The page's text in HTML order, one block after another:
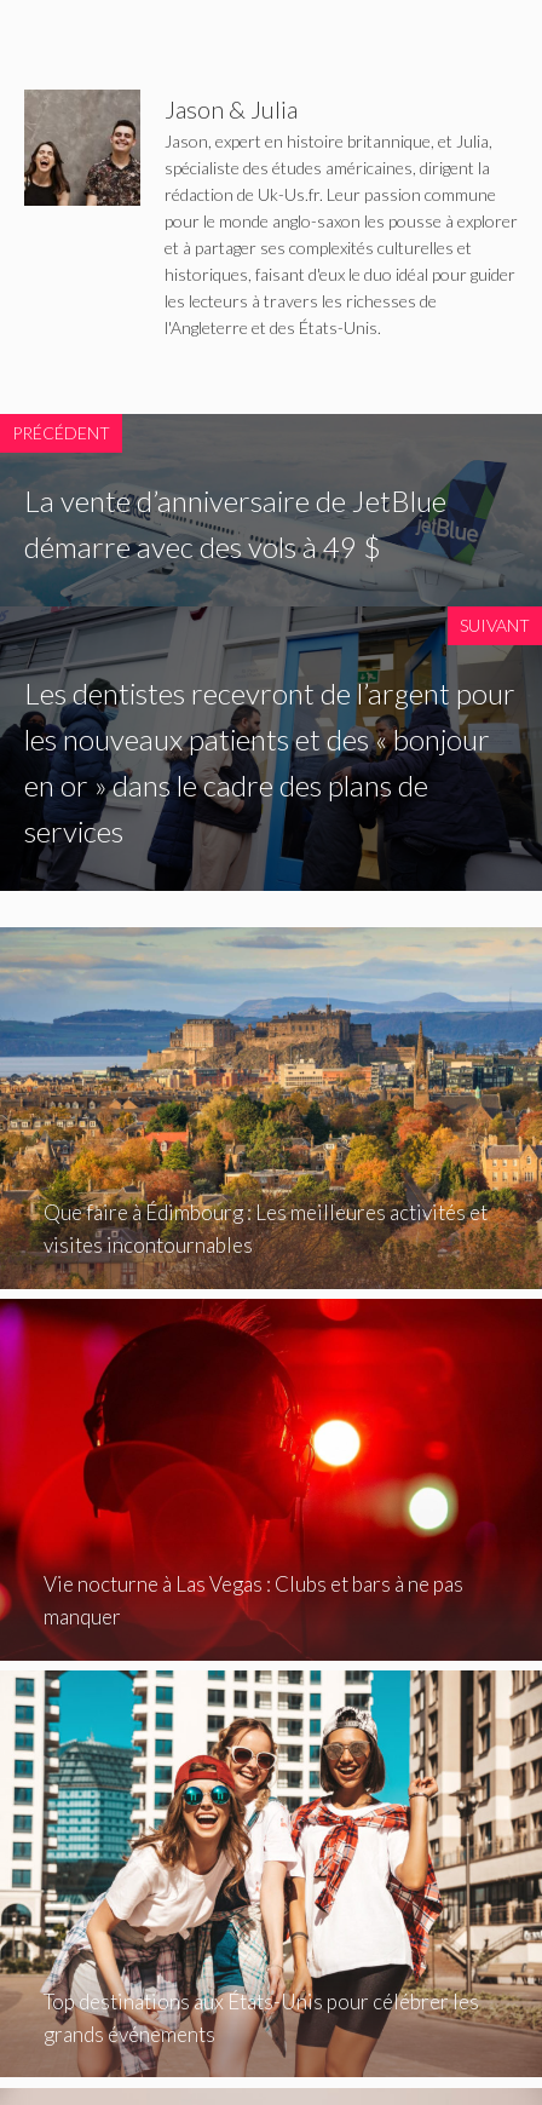
Jason & Julia
Jason, expert en histoire britannique, et Julia,
spécialiste des études américaines, dirigent la
rédaction de Uk-Us.fr. Leur passion commune
pour le monde anglo-saxon les pousse à explorer
et à partager ses complexités culturelles et
historiques, faisant d'eux le duo idéal pour guider
les lecteurs à travers les richesses de
l'Angleterre et des États-Unis.
PRÉCÉDENT
La vente d’anniversaire de JetBlue
démarre avec des vols à 49 $
SUIVANT
Les dentistes recevront de l’argent pour
les nouveaux patients et des « bonjour
en or » dans le cadre des plans de
services
Que faire à Édimbourg : Les meilleures activités et
visites incontournables
Vie nocturne à Las Vegas : Clubs et bars à ne pas
manquer
Top destinations aux États-Unis pour célébrer les
grands événements